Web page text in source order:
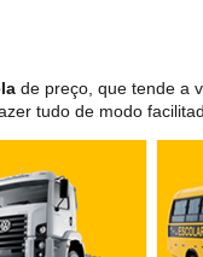
de preço, que tende a
tudo de modo